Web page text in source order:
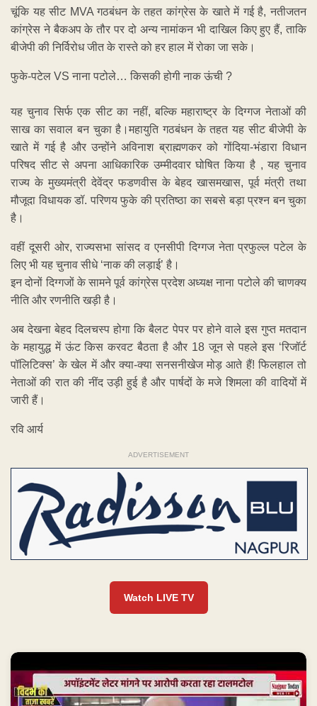
चूंकि यह सीट MVA गठबंधन के तहत कांग्रेस के खाते में गई है, नतीजतन
कांग्रेस ने बैकअप के तौर पर दो अन्य नामांकन भी दाखिल किए हुए हैं, ताकि
बीजेपी की निर्विरोध जीत के रास्ते को हर हाल में रोका जा सके।
फुके-पटेल VS नाना पटोले… किसकी होगी नाक ऊंची ?
यह चुनाव सिर्फ एक सीट का नहीं, बल्कि महाराष्ट्र के दिग्गज नेताओं की
साख का सवाल बन चुका है।महायुति गठबंधन के तहत यह सीट बीजेपी के
खाते में गई है और उन्होंने अविनाश ब्राह्मणकर को गोंदिया-भंडारा विधान
परिषद सीट से अपना आधिकारिक उम्मीदवार घोषित किया है , यह चुनाव
राज्य के मुख्यमंत्री देवेंद्र फडणवीस के बेहद खासमखास, पूर्व मंत्री तथा
मौजूदा विधायक डॉ. परिणय फुके की प्रतिष्ठा का सबसे बड़ा प्रश्न बन चुका
है।
वहीं दूसरी ओर, राज्यसभा सांसद व एनसीपी दिग्गज नेता प्रफुल्ल पटेल के
लिए भी यह चुनाव सीधे ‘नाक की लड़ाई’ है।
इन दोनों दिग्गजों के सामने पूर्व कांग्रेस प्रदेश अध्यक्ष नाना पटोले की चाणक्य
नीति और रणनीति खड़ी है।
अब देखना बेहद दिलचस्प होगा कि बैलट पेपर पर होने वाले इस गुप्त मतदान
के महायुद्ध में ऊंट किस करवट बैठता है और 18 जून से पहले इस ‘रिजॉर्ट
पॉलिटिक्स’ के खेल में और क्या-क्या सनसनीखेज मोड़ आते हैं! फिलहाल तो
नेताओं की रात की नींद उड़ी हुई है और पार्षदों के मजे शिमला की वादियों में
जारी हैं।
रवि आर्य
ADVERTISEMENT
Watch LIVE TV